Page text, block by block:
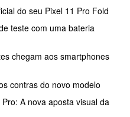
do seu Pixel 11 Pro Fold
teste com uma bateria
chegam aos smartphones
contras do novo modelo
A nova aposta visual da